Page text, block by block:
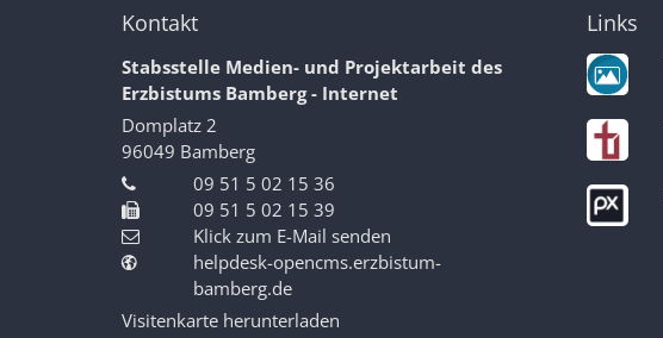
Kontakt
Stabsstelle Medien- und Projektarbeit des
Erzbistums Bamberg - Internet
Domplatz 2
96049 Bamberg
09 51 5 02 15 36
09 51 5 02 15 39
Klick zum E-Mail senden
helpdesk-opencms.erzbistum-
bamberg.de
Visitenkarte herunterladen
Links